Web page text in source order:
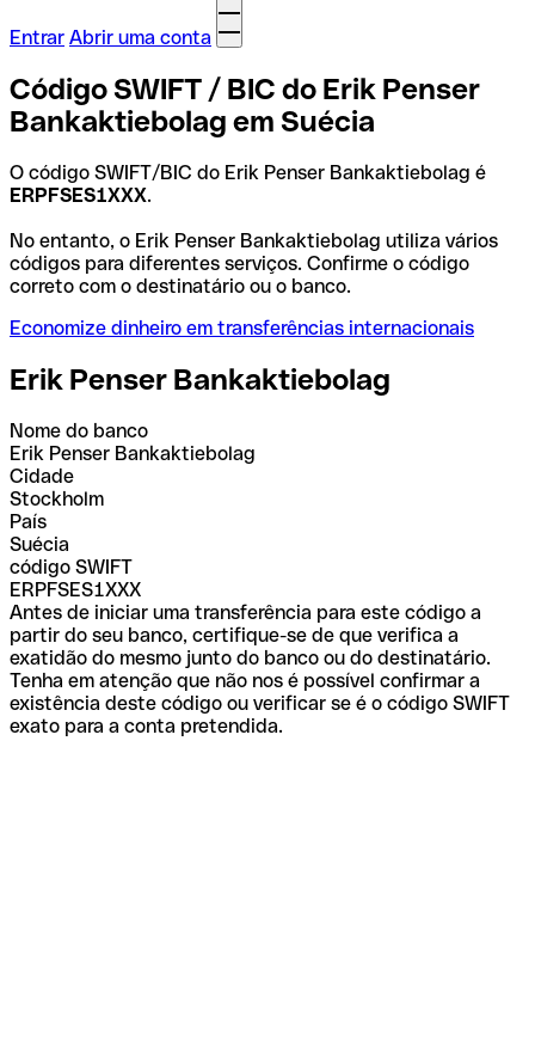
Entrar Abrir uma conta
Código SWIFT / BIC do Erik Penser
Bankaktiebolag em Suécia
O código SWIFT/BIC do Erik Penser Bankaktiebolag é
ERPFSES1XXX.
No entanto, o Erik Penser Bankaktiebolag utiliza vários
códigos para diferentes serviços. Confirme o código
correto com o destinatário ou o banco.
Economize dinheiro em transferências internacionais
Erik Penser Bankaktiebolag
Nome do banco
Erik Penser Bankaktiebolag
Cidade
Stockholm
País
Suécia
código SWIFT
ERPFSES1XXX
Antes de iniciar uma transferência para este código a
partir do seu banco, certifique-se de que verifica a
exatidão do mesmo junto do banco ou do destinatário.
Tenha em atenção que não nos é possível confirmar a
existência deste código ou verificar se é o código SWIFT
exato para a conta pretendida.